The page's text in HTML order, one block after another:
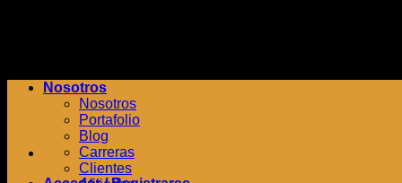
Nosotros
Nosotros
Portafolio
Blog
Carreras
Clientes